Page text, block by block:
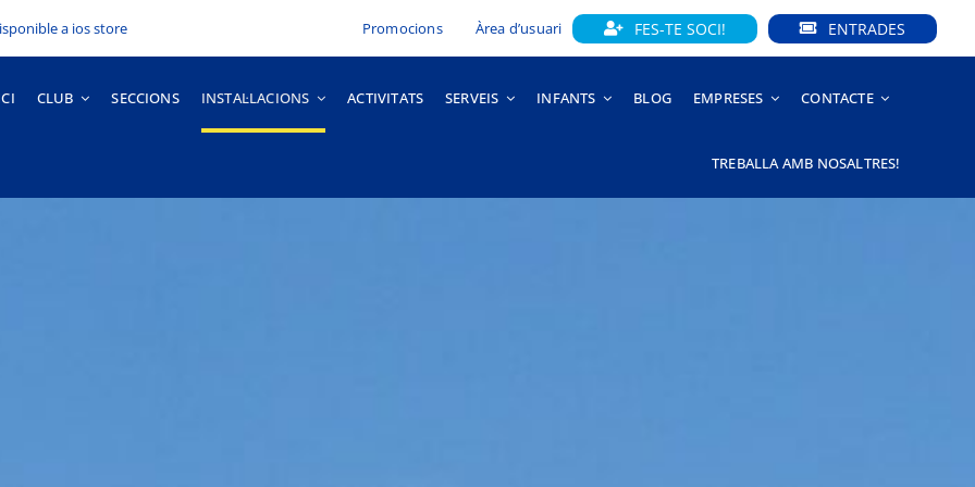
Promocions Àrea d’usuari FES-TE SOCI! ENTRADES
CLUB SECCIONS INSTAL·LACIONS ACTIVITATS SERVEIS INFANTS BLOG EMPRESES CONTACTE
TREBALLA AMB NOSALTRES!